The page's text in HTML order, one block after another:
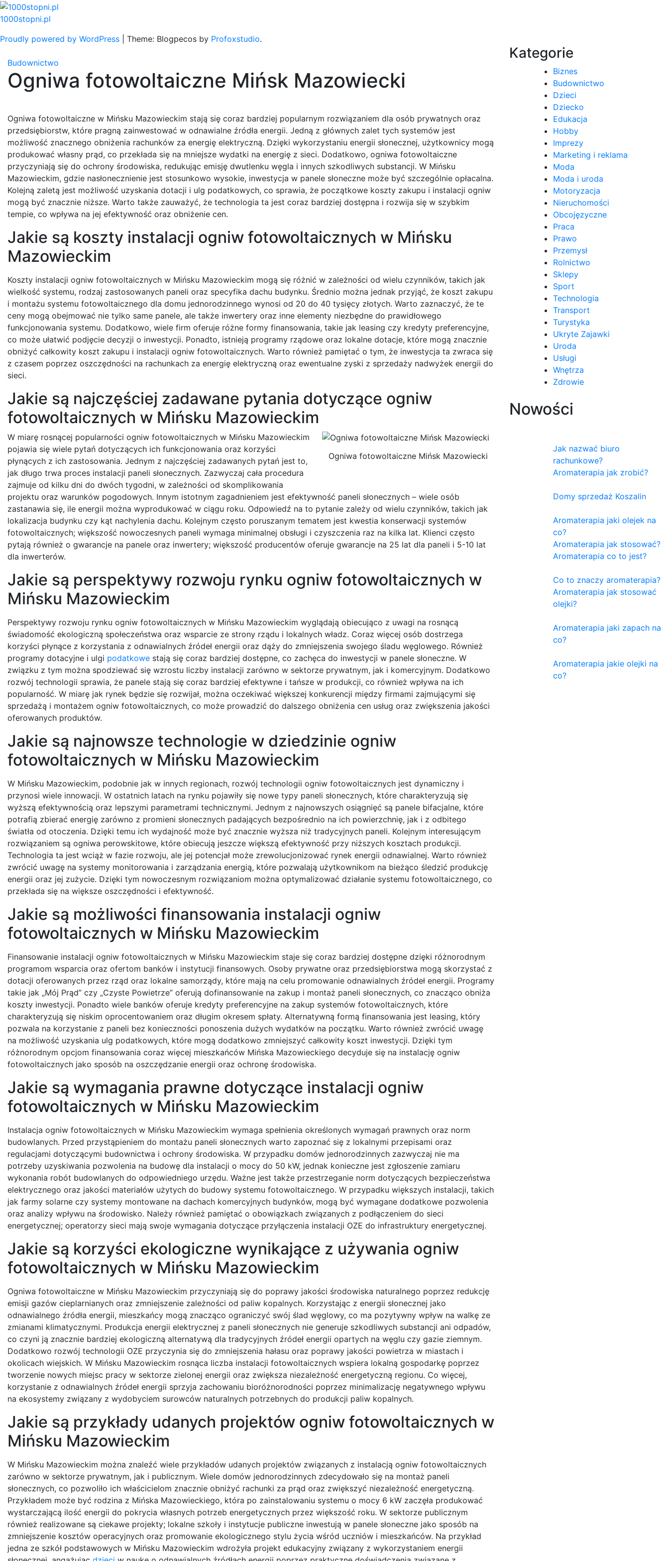
Skip
to
1000stopni.pl
Proudly powered by WordPress
Theme: Blogpecos by Profoxstudio.
Budownictwo
Ogniwa fotowoltaiczne Mińsk Mazowiecki
Ogniwa fotowoltaiczne w Mińsku Mazowieckim stają się coraz bardziej popularnym rozwiązaniem dla osób prywatnych oraz
przedsiębiorstw, które pragną zainwestować w odnawialne źródła energii. Jedną z głównych zalet tych systemów jest
możliwość znacznego obniżenia rachunków za energię elektryczną. Dzięki wykorzystaniu energii słonecznej, użytkownicy mogą
produkować własny prąd, co przekłada się na mniejsze wydatki na energię z sieci. Dodatkowo, ogniwa fotowoltaiczne
przyczyniają się do ochrony środowiska, redukując emisję dwutlenku węgla i innych szkodliwych substancji. W Mińsku
Mazowieckim, gdzie nasłonecznienie jest stosunkowo wysokie, inwestycja w panele słoneczne może być szczególnie opłacalna.
Kolejną zaletą jest możliwość uzyskania dotacji i ulg podatkowych, co sprawia, że początkowe koszty zakupu i instalacji ogniw
mogą być znacznie niższe. Warto także zauważyć, że technologia ta jest coraz bardziej dostępna i rozwija się w szybkim
tempie, co wpływa na jej efektywność oraz obniżenie cen.
Jakie są koszty instalacji ogniw fotowoltaicznych w Mińsku
Mazowieckim
Koszty instalacji ogniw fotowoltaicznych w Mińsku Mazowieckim mogą się różnić w zależności od wielu czynników, takich jak
wielkość systemu, rodzaj zastosowanych paneli oraz specyfika dachu budynku. Średnio można jednak przyjąć, że koszt zakupu
i montażu systemu fotowoltaicznego dla domu jednorodzinnego wynosi od 20 do 40 tysięcy złotych. Warto zaznaczyć, że te
ceny mogą obejmować nie tylko same panele, ale także inwertery oraz inne elementy niezbędne do prawidłowego
funkcjonowania systemu. Dodatkowo, wiele firm oferuje różne formy finansowania, takie jak leasing czy kredyty preferencyjne,
co może ułatwić podjęcie decyzji o inwestycji. Ponadto, istnieją programy rządowe oraz lokalne dotacje, które mogą znacznie
obniżyć całkowity koszt zakupu i instalacji ogniw fotowoltaicznych. Warto również pamiętać o tym, że inwestycja ta zwraca się
z czasem poprzez oszczędności na rachunkach za energię elektryczną oraz ewentualne zyski z sprzedaży nadwyżek energii do
sieci.
Jakie są najczęściej zadawane pytania dotyczące ogniw
fotowoltaicznych w Mińsku Mazowieckim
Ogniwa fotowoltaiczne Mińsk Mazowiecki
W miarę rosnącej popularności ogniw fotowoltaicznych w Mińsku Mazowieckim
pojawia się wiele pytań dotyczących ich funkcjonowania oraz korzyści
płynących z ich zastosowania. Jednym z najczęściej zadawanych pytań jest to,
jak długo trwa proces instalacji paneli słonecznych. Zazwyczaj cała procedura
zajmuje od kilku dni do dwóch tygodni, w zależności od skomplikowania
projektu oraz warunków pogodowych. Innym istotnym zagadnieniem jest efektywność paneli słonecznych – wiele osób
zastanawia się, ile energii można wyprodukować w ciągu roku. Odpowiedź na to pytanie zależy od wielu czynników, takich jak
lokalizacja budynku czy kąt nachylenia dachu. Kolejnym często poruszanym tematem jest kwestia konserwacji systemów
fotowoltaicznych; większość nowoczesnych paneli wymaga minimalnej obsługi i czyszczenia raz na kilka lat. Klienci często
pytają również o gwarancje na panele oraz inwertery; większość producentów oferuje gwarancje na 25 lat dla paneli i 5-10 lat
dla inwerterów.
Jakie są perspektywy rozwoju rynku ogniw fotowoltaicznych w
Mińsku Mazowieckim
Perspektywy rozwoju rynku ogniw fotowoltaicznych w Mińsku Mazowieckim wyglądają obiecująco z uwagi na rosnącą
świadomość ekologiczną społeczeństwa oraz wsparcie ze strony rządu i lokalnych władz. Coraz więcej osób dostrzega
korzyści płynące z korzystania z odnawialnych źródeł energii oraz dąży do zmniejszenia swojego śladu węglowego. Również
programy dotacyjne i ulgi podatkowe stają się coraz bardziej dostępne, co zachęca do inwestycji w panele słoneczne. W
związku z tym można spodziewać się wzrostu liczby instalacji zarówno w sektorze prywatnym, jak i komercyjnym. Dodatkowo
rozwój technologii sprawia, że panele stają się coraz bardziej efektywne i tańsze w produkcji, co również wpływa na ich
popularność. W miarę jak rynek będzie się rozwijał, można oczekiwać większej konkurencji między firmami zajmującymi się
sprzedażą i montażem ogniw fotowoltaicznych, co może prowadzić do dalszego obniżenia cen usług oraz zwiększenia jakości
oferowanych produktów.
Jakie są najnowsze technologie w dziedzinie ogniw
fotowoltaicznych w Mińsku Mazowieckim
W Mińsku Mazowieckim, podobnie jak w innych regionach, rozwój technologii ogniw fotowoltaicznych jest dynamiczny i
przynosi wiele innowacji. W ostatnich latach na rynku pojawiły się nowe typy paneli słonecznych, które charakteryzują się
wyższą efektywnością oraz lepszymi parametrami technicznymi. Jednym z najnowszych osiągnięć są panele bifacjalne, które
potrafią zbierać energię zarówno z promieni słonecznych padających bezpośrednio na ich powierzchnię, jak i z odbitego
światła od otoczenia. Dzięki temu ich wydajność może być znacznie wyższa niż tradycyjnych paneli. Kolejnym interesującym
rozwiązaniem są ogniwa perowskitowe, które obiecują jeszcze większą efektywność przy niższych kosztach produkcji.
Technologia ta jest wciąż w fazie rozwoju, ale jej potencjał może zrewolucjonizować rynek energii odnawialnej. Warto również
zwrócić uwagę na systemy monitorowania i zarządzania energią, które pozwalają użytkownikom na bieżąco śledzić produkcję
energii oraz jej zużycie. Dzięki tym nowoczesnym rozwiązaniom można optymalizować działanie systemu fotowoltaicznego, co
przekłada się na większe oszczędności i efektywność.
Jakie są możliwości finansowania instalacji ogniw
fotowoltaicznych w Mińsku Mazowieckim
Finansowanie instalacji ogniw fotowoltaicznych w Mińsku Mazowieckim staje się coraz bardziej dostępne dzięki różnorodnym
programom wsparcia oraz ofertom banków i instytucji finansowych. Osoby prywatne oraz przedsiębiorstwa mogą skorzystać z
dotacji oferowanych przez rząd oraz lokalne samorządy, które mają na celu promowanie odnawialnych źródeł energii. Programy
takie jak „Mój Prąd” czy „Czyste Powietrze” oferują dofinansowanie na zakup i montaż paneli słonecznych, co znacząco obniża
koszty inwestycji. Ponadto wiele banków oferuje kredyty preferencyjne na zakup systemów fotowoltaicznych, które
charakteryzują się niskim oprocentowaniem oraz długim okresem spłaty. Alternatywną formą finansowania jest leasing, który
pozwala na korzystanie z paneli bez konieczności ponoszenia dużych wydatków na początku. Warto również zwrócić uwagę
na możliwość uzyskania ulg podatkowych, które mogą dodatkowo zmniejszyć całkowity koszt inwestycji. Dzięki tym
różnorodnym opcjom finansowania coraz więcej mieszkańców Mińska Mazowieckiego decyduje się na instalację ogniw
fotowoltaicznych jako sposób na oszczędzanie energii oraz ochronę środowiska.
Jakie są wymagania prawne dotyczące instalacji ogniw
fotowoltaicznych w Mińsku Mazowieckim
Instalacja ogniw fotowoltaicznych w Mińsku Mazowieckim wymaga spełnienia określonych wymagań prawnych oraz norm
budowlanych. Przed przystąpieniem do montażu paneli słonecznych warto zapoznać się z lokalnymi przepisami oraz
regulacjami dotyczącymi budownictwa i ochrony środowiska. W przypadku domów jednorodzinnych zazwyczaj nie ma
potrzeby uzyskiwania pozwolenia na budowę dla instalacji o mocy do 50 kW, jednak konieczne jest zgłoszenie zamiaru
wykonania robót budowlanych do odpowiedniego urzędu. Ważne jest także przestrzeganie norm dotyczących bezpieczeństwa
elektrycznego oraz jakości materiałów użytych do budowy systemu fotowoltaicznego. W przypadku większych instalacji, takich
jak farmy solarne czy systemy montowane na dachach komercyjnych budynków, mogą być wymagane dodatkowe pozwolenia
oraz analizy wpływu na środowisko. Należy również pamiętać o obowiązkach związanych z podłączeniem do sieci
energetycznej; operatorzy sieci mają swoje wymagania dotyczące przyłączenia instalacji OZE do infrastruktury energetycznej.
Jakie są korzyści ekologiczne wynikające z używania ogniw
fotowoltaicznych w Mińsku Mazowieckim
Ogniwa fotowoltaiczne w Mińsku Mazowieckim przyczyniają się do poprawy jakości środowiska naturalnego poprzez redukcję
emisji gazów cieplarnianych oraz zmniejszenie zależności od paliw kopalnych. Korzystając z energii słonecznej jako
odnawialnego źródła energii, mieszkańcy mogą znacząco ograniczyć swój ślad węglowy, co ma pozytywny wpływ na walkę ze
zmianami klimatycznymi. Produkcja energii elektrycznej z paneli słonecznych nie generuje szkodliwych substancji ani odpadów,
co czyni ją znacznie bardziej ekologiczną alternatywą dla tradycyjnych źródeł energii opartych na węglu czy gazie ziemnym.
Dodatkowo rozwój technologii OZE przyczynia się do zmniejszenia hałasu oraz poprawy jakości powietrza w miastach i
okolicach wiejskich. W Mińsku Mazowieckim rosnąca liczba instalacji fotowoltaicznych wspiera lokalną gospodarkę poprzez
tworzenie nowych miejsc pracy w sektorze zielonej energii oraz zwiększa niezależność energetyczną regionu. Co więcej,
korzystanie z odnawialnych źródeł energii sprzyja zachowaniu bioróżnorodności poprzez minimalizację negatywnego wpływu
na ekosystemy związany z wydobyciem surowców naturalnych potrzebnych do produkcji paliw kopalnych.
Jakie są przykłady udanych projektów ogniw fotowoltaicznych w
Mińsku Mazowieckim
W Mińsku Mazowieckim można znaleźć wiele przykładów udanych projektów związanych z instalacją ogniw fotowoltaicznych
zarówno w sektorze prywatnym, jak i publicznym. Wiele domów jednorodzinnych zdecydowało się na montaż paneli
słonecznych, co pozwoliło ich właścicielom znacznie obniżyć rachunki za prąd oraz zwiększyć niezależność energetyczną.
Przykładem może być rodzina z Mińska Mazowieckiego, która po zainstalowaniu systemu o mocy 6 kW zaczęła produkować
wystarczającą ilość energii do pokrycia własnych potrzeb energetycznych przez większość roku. W sektorze publicznym
również realizowane są ciekawe projekty; lokalne szkoły i instytucje publiczne inwestują w panele słoneczne jako sposób na
zmniejszenie kosztów operacyjnych oraz promowanie ekologicznego stylu życia wśród uczniów i mieszkańców. Na przykład
jedna ze szkół podstawowych w Mińsku Mazowieckim wdrożyła projekt edukacyjny związany z wykorzystaniem energii
Kategorie
Biznes
Budownictwo
Dzieci
Dziecko
Edukacja
Hobby
Imprezy
Marketing i reklama
Moda
Moda i uroda
Motoryzacja
Nieruchomości
Obcojęzyczne
Praca
Prawo
Przemysł
Rolnictwo
Sklepy
Sport
Technologia
Transport
Turystyka
Ukryte Zajawki
Uroda
Usługi
Wnętrza
Zdrowie
Nowości
Jak nazwać biuro
rachunkowe?
Aromaterapia jak zrobić?
Domy sprzedaż Koszalin
Aromaterapia jaki olejek na
co?
Aromaterapia jak stosować?
Aromaterapia co to jest?
Co to znaczy aromaterapia?
Aromaterapia jak stosować
olejki?
Aromaterapia jaki zapach na
co?
Aromaterapia jakie olejki na
co?